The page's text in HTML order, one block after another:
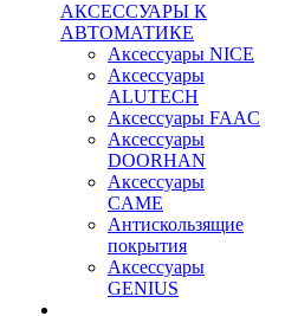
АКСЕССУАРЫ К
АВТОМАТИКЕ
Аксессуары NICE
Аксессуары
ALUTECH
Аксессуары FAAC
Аксессуары
DOORHAN
Аксессуары
CAME
Антискользящие
покрытия
Аксессуары
GENIUS